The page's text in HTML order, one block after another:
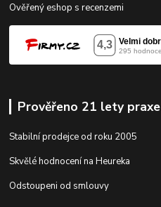
Ověřený eshop s recenzemi
Prověřeno 21 lety praxe
Stabilní prodejce od roku 2005
Skvělé hodnocení na Heureka
Odstoupeni od smlouvy